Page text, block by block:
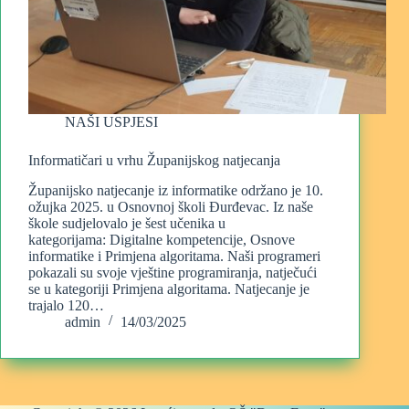
NAŠI USPJESI
Informatičari u vrhu Županijskog natjecanja
Županijsko natjecanje iz informatike održano je 10.
ožujka 2025. u Osnovnoj školi Đurđevac. Iz naše
škole sudjelovalo je šest učenika u
kategorijama: Digitalne kompetencije, Osnove
informatike i Primjena algoritama. Naši programeri
pokazali su svoje vještine programiranja, natječući
se u kategoriji Primjena algoritama. Natjecanje je
trajalo 120…
admin
14/03/2025